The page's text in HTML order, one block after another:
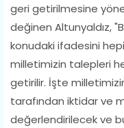
geri getirilmesine
değinen Altunyaldız,
konudaki ifadesini
milletimizin talepleri
getirilir. İşte
tarafından iktidar ve
değerlendirilecek ve